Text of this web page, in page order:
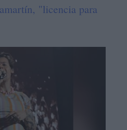
"licencia para